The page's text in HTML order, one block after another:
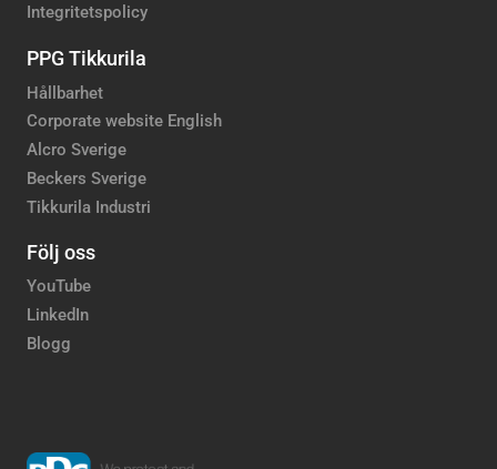
Integritetspolicy
PPG Tikkurila
Hållbarhet
Corporate website English
Alcro Sverige
Beckers Sverige
Tikkurila Industri
Följ oss
YouTube
LinkedIn
Blogg